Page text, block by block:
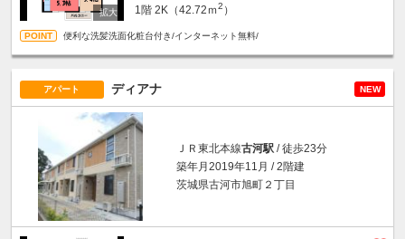
1階 2K（42.72ｍ2 ）
便利な洗髪洗面化粧台付き/インターネット無料/
アパート ディアナ NEW
ＪＲ東北本線古河駅 / 徒歩23分
築年月2019年11月 / 2階建
茨城県古河市旭町２丁目